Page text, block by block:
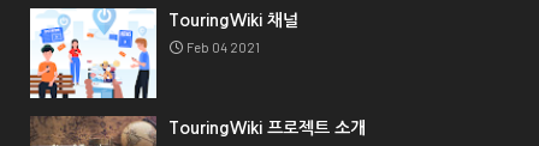
TouringWiki 채널
Feb 04 2021
TouringWiki 프로젝트 소개